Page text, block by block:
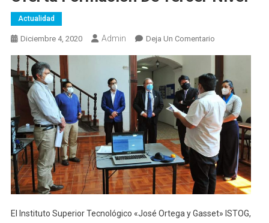
Actualidad
Diciembre 4, 2020 Admin Deja Un ComentarioEn
Y
Gasset
Oferta
Formación
De
Tercer
Nivel
El Instituto Superior Tecnológico «José Ortega y Gasset» ISTOG,